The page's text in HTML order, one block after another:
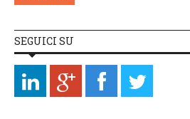
SEGUICI SU